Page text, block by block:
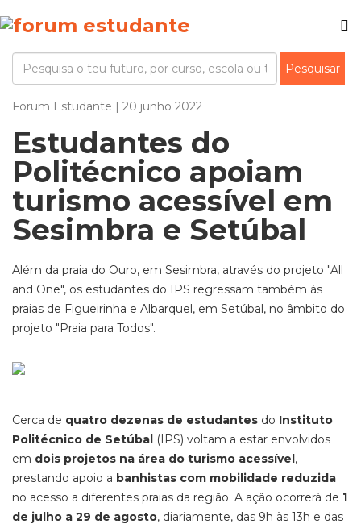
Forum Estudante | 20 junho 2022
Estudantes do
Politécnico apoiam
turismo acessível em
Sesimbra e Setúbal
Além da praia do Ouro, em Sesimbra, através do projeto "All
and One", os estudantes do IPS regressam também às
praias de Figueirinha e Albarquel, em Setúbal, no âmbito do
projeto "Praia para Todos".
Cerca de quatro dezenas de estudantes do Instituto
Politécnico de Setúbal (IPS) voltam a estar envolvidos
em dois projetos na área do turismo acessível,
prestando apoio a banhistas com mobilidade reduzida
no acesso a diferentes praias da região. A ação ocorrerá de 1
de julho a 29 de agosto, diariamente, das 9h às 13h e das